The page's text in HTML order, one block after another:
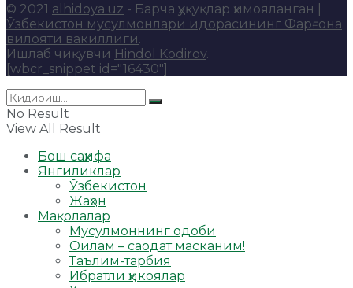
© 2021 alhidoya.uz - Барча ҳуқуқлар ҳимояланган |
Ўзбекистон мусулмонлари идорасининг Фарғона
вилояти вакиллиги.
Ишлаб чиқувчи Hindol Kodirov.
[wbcr_snippet id="16430"]
No Result
View All Result
Бош саҳифа
Янгиликлар
Ўзбекистон
Жаҳон
Мақолалар
Мусулмоннинг одоби
Оилам – саодат масканим!
Таълим-тарбия
Ибратли ҳикоялар